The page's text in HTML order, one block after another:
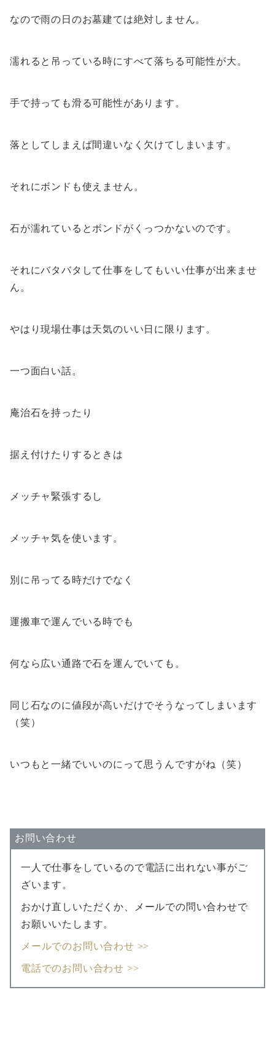
なので雨の日のお墓建ては絶対しません。
濡れると吊っている時にすべて落ちる可能性が大。
手で持っても滑る可能性があります。
落としてしまえば間違いなく欠けてしまいます。
それにボンドも使えません。
石が濡れているとボンドがくっつかないのです。
それにバタバタして仕事をしてもいい仕事が出来ませ
ん。
やはり現場仕事は天気のいい日に限ります。
一つ面白い話。
庵治石を持ったり
据え付けたりするときは
メッチャ緊張するし
メッチャ気を使います。
別に吊ってる時だけでなく
運搬車で運んでいる時でも
何なら広い通路で石を運んでいても。
同じ石なのに値段が高いだけでそうなってしまいます
（笑）
いつもと一緒でいいのにって思うんですがね（笑）
お問い合わせ
一人で仕事をしているので電話に出れない事がご
ざいます。
おかけ直しいただくか、メールでの問い合わせで
お願いいたします。
メールでのお問い合わせ >>
電話でのお問い合わせ >>